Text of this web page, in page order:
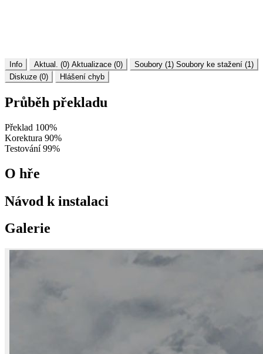
Info Aktual. (0) Aktualizace (0) Soubory (1) Soubory ke stažení (1)
Diskuze (0)
Hlášení chyb
Průběh překladu
Překlad 100%
Korektura 90%
Testování 99%
O hře
Návod k instalaci
Galerie